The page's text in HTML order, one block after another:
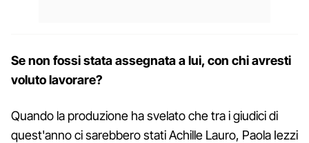
Se non fossi stata assegnata a lui, con chi avresti
voluto lavorare?
Quando la produzione ha svelato che tra i giudici di
quest'anno ci sarebbero stati Achille Lauro, Paola Iezzi